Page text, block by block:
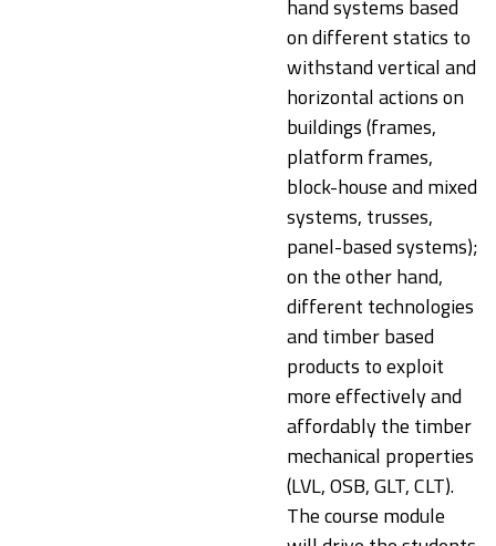
hand systems based
on different statics to
withstand vertical and
horizontal actions on
buildings (frames,
platform frames,
block-house and mixed
systems, trusses,
panel-based systems);
on the other hand,
different technologies
and timber based
products to exploit
more effectively and
affordably the timber
mechanical properties
(LVL, OSB, GLT, CLT).
The course module